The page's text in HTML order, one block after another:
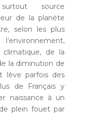
source
de la planète
selon les plus
climatique, de la
la diminution de
lève parfois des
de Français y
naissance à un
plein fouet par